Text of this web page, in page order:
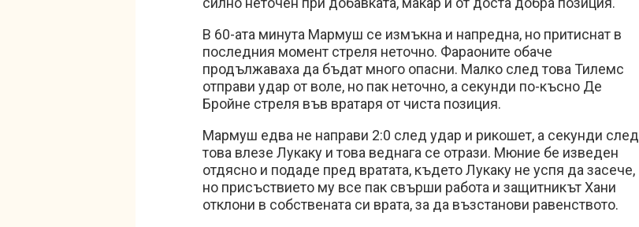
В 60-ата минута Мармуш се измъкна и напредна, но притиснат в
последния момент стреля неточно. Фараоните обаче
продължаваха да бъдат много опасни. Малко след това Тилемс
отправи удар от воле, но пак неточно, а секунди по-късно Де
Бройне стреля във вратаря от чиста позиция.
Мармуш едва не направи 2:0 след удар и рикошет, а секунди след
това влезе Лукаку и това веднага се отрази. Мюние бе изведен
отдясно и подаде пред вратата, където Лукаку не успя да засече,
но присъствието му все пак свърши работа и защитникът Хани
отклони в собствената си врата, за да възстанови равенството.